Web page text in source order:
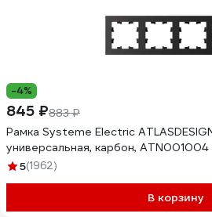
-4%
845 ₽883 ₽
Рамка Systeme Electric
универсальная, карбон, ATN001004
5(1962)
В корзину